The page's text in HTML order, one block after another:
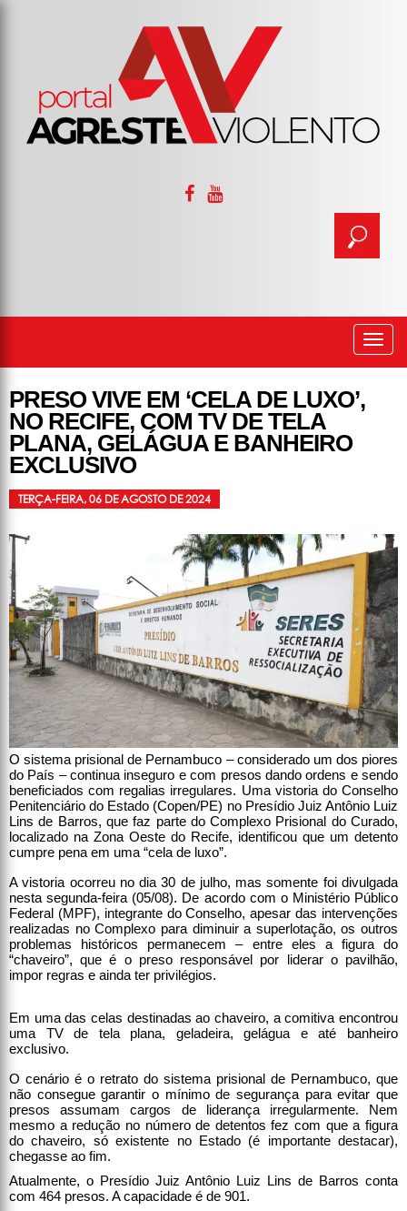
PRESO VIVE EM ‘CELA DE LUXO’,
NO RECIFE, COM TV DE TELA
PLANA, GELÁGUA E BANHEIRO
EXCLUSIVO
TERÇA-FEIRA, 06 DE AGOSTO DE 2024
O sistema prisional de Pernambuco – considerado um dos piores
do País – continua inseguro e com presos dando ordens e sendo
beneficiados com regalias irregulares. Uma vistoria do Conselho
Penitenciário do Estado (Copen/PE) no Presídio Juiz Antônio Luiz
Lins de Barros, que faz parte do Complexo Prisional do Curado,
localizado na Zona Oeste do Recife, identificou que um detento
cumpre pena em uma “cela de luxo”.
A vistoria ocorreu no dia 30 de julho, mas somente foi divulgada
nesta segunda-feira (05/08). De acordo com o Ministério Público
Federal (MPF), integrante do Conselho, apesar das intervenções
realizadas no Complexo para diminuir a superlotação, os outros
problemas históricos permanecem – entre eles a figura do
“chaveiro”, que é o preso responsável por liderar o pavilhão,
impor regras e ainda ter privilégios.
Em uma das celas destinadas ao chaveiro, a comitiva encontrou
uma TV de tela plana, geladeira, gelágua e até banheiro
exclusivo.
O cenário é o retrato do sistema prisional de Pernambuco, que
não consegue garantir o mínimo de segurança para evitar que
presos assumam cargos de liderança irregularmente. Nem
mesmo a redução no número de detentos fez com que a figura
do chaveiro, só existente no Estado (é importante destacar),
chegasse ao fim.
Atualmente, o Presídio Juiz Antônio Luiz Lins de Barros conta
com 464 presos. A capacidade é de 901.